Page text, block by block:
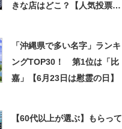
きな店はどこ？【人気投票実
「沖縄県で多い名字」ランキ
ングTOP30！ 第1位は「比
嘉」【6月23日は慰霊の日】
【60代以上が選ぶ】もらって